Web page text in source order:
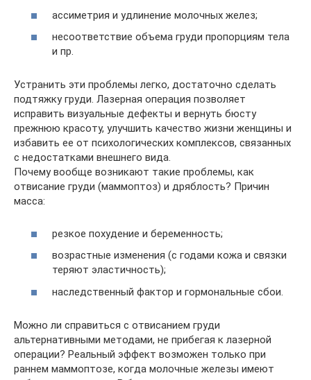
ассиметрия и удлинение молочных желез;
несоответствие объема груди пропорциям тела
и пр.
Устранить эти проблемы легко, достаточно сделать
подтяжку груди. Лазерная операция позволяет
исправить визуальные дефекты и вернуть бюсту
прежнюю красоту, улучшить качество жизни женщины и
избавить ее от психологических комплексов, связанных
с недостатками внешнего вида.
Почему вообще возникают такие проблемы, как
отвисание груди (маммоптоз) и дряблость? Причин
масса:
резкое похудение и беременность;
возрастные изменения (с годами кожа и связки
теряют эластичность);
наследственный фактор и гормональные сбои.
Можно ли справиться с отвисанием груди
альтернативными методами, не прибегая к лазерной
операции? Реальный эффект возможен только при
раннем маммоптозе, когда молочные железы имеют